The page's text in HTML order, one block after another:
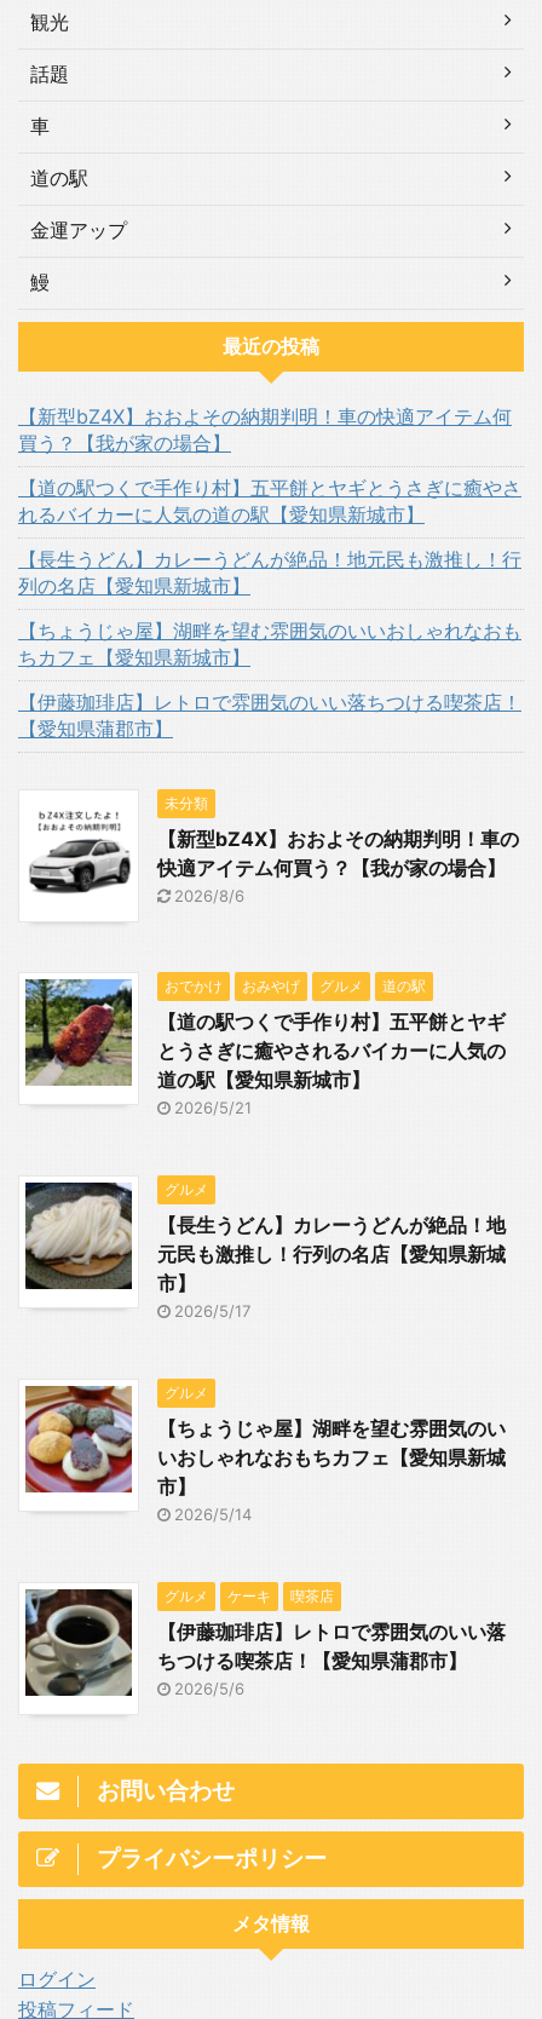
観光
話題
車
道の駅
金運アップ
鰻
最近の投稿
【新型bZ4X】おおよその納期判明！車の快適アイテム何
買う？【我が家の場合】
【道の駅つくで手作り村】五平餅とヤギとうさぎに癒やさ
れるバイカーに人気の道の駅【愛知県新城市】
【長生うどん】カレーうどんが絶品！地元民も激推し！行
列の名店【愛知県新城市】
【ちょうじゃ屋】湖畔を望む雰囲気のいいおしゃれなおも
ちカフェ【愛知県新城市】
【伊藤珈琲店】レトロで雰囲気のいい落ちつける喫茶店！
【愛知県蒲郡市】
未分類
【新型bZ4X】おおよその納期判明！車の
快適アイテム何買う？【我が家の場合】
2026/8/6
おでかけ おみやげ グルメ 道の駅
【道の駅つくで手作り村】五平餅とヤギ
とうさぎに癒やされるバイカーに人気の
道の駅【愛知県新城市】
2026/5/21
グルメ
【長生うどん】カレーうどんが絶品！地
元民も激推し！行列の名店【愛知県新城
市】
2026/5/17
グルメ
【ちょうじゃ屋】湖畔を望む雰囲気のい
いおしゃれなおもちカフェ【愛知県新城
市】
2026/5/14
グルメ ケーキ 喫茶店
【伊藤珈琲店】レトロで雰囲気のいい落
ちつける喫茶店！【愛知県蒲郡市】
2026/5/6
お問い合わせ
プライバシーポリシー
メタ情報
ログイン
投稿フィード